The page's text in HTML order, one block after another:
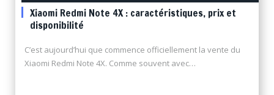
Xiaomi Redmi Note 4X : caractéristiques, prix et
disponibilité
C’est aujourd’hui que commence officiellement la vente du
Xiaomi Redmi Note 4X. Comme souvent avec…